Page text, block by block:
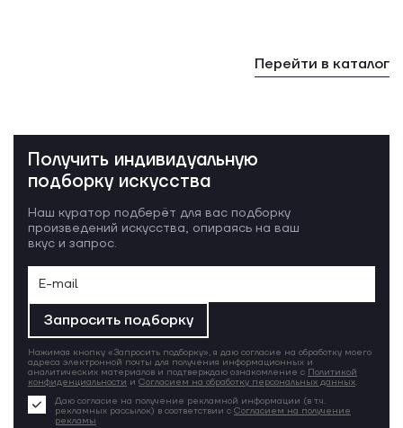
Перейти в каталог
Получить индивидуальную
подборку искусства
Наш куратор подберёт для вас подборку
произведений искусства, опираясь на ваш
вкус и запрос.
Запросить подборку
Нажимая кнопку «Запросить подборку», я даю согласие на обработку моего
адреса электронной почты для получения информационных и
аналитических материалов и подтверждаю ознакомление с Политикой
конфиденциальности и Согласием на обработку персональных данных.
Даю согласие на получение рекламной информации (в т.ч.
рекламных рассылок) в соответствии с Согласием на получение
рекламы